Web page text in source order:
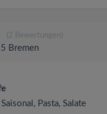
(2 Bewertungen)
Bremen
Pasta, Salate